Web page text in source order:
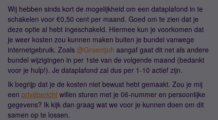
Wij hebben sinds kort de mogelijkheid om een dataplafond in te
schakelen voor €0,50 cent per maand. Goed om te zien dat je
deze optie al hebt ingeschakeld. Hiermee kun je voorkomen dat
je weer kosten zou kunnen maken buiten je bundel vanwege
internetgebruik. Zoals @Groentjuh aangaf gaat dit net als andere
bundel wijzigingen in per 1ste van de volgende maand (bedankt
voor je hulp!). Je dataplafond zal dus per 1-10 actief zijn.
Ik begrijp dat je de kosten niet bewust hebt gemaakt. Zou je mij
een privébericht willen sturen met je 06-nummer en persoonlijke
gegevens? Ik kijk dan graag wat we voor je kunnen doen om dit
samen op te lossen.